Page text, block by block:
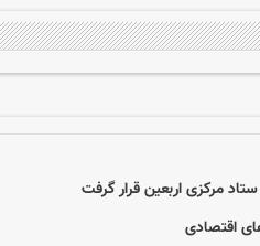
مرکزی اربعین قرار گرفت
اقتصادی